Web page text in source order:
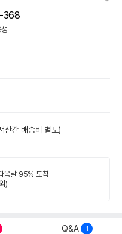
368
산간 배송비 별도)
음날 95% 도착
)
Q&A 1